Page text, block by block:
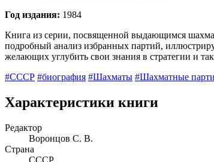
Год издания: 1984
Книга из серии, посвященной выдающимся
подробный анализ избранных партий,
желающих углубить свои знания в стратегии и
#СССР #биография #Шахматы #Шахматные
Характеристики книги
Редактор
Воронцов С. В.
Страна
СССР